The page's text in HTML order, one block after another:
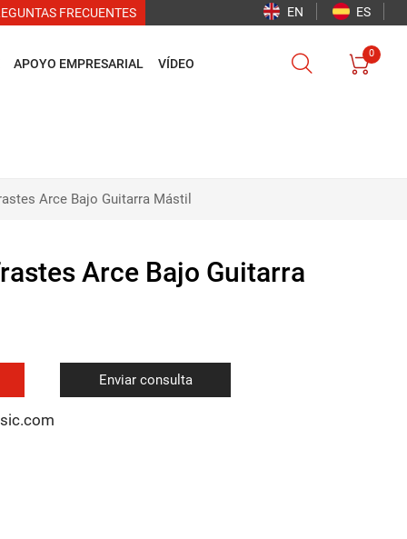
FRECUENTES EN ES
APOYO EMPRESARIAL VÍDEO  
0
Arce Bajo Guitarra Mástil
Arce Bajo Guitarra
Enviar consulta